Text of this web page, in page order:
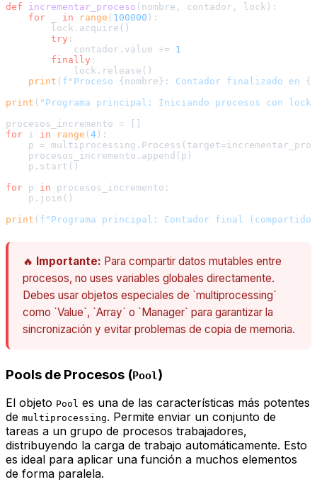
def
incrementar_proceso ( nombre, contador, lock ):
for
in range ( 100000 ):
        lock.acquire()
try :
            contador.value +=
1
finally :
            lock.release()
print ( f"Proceso {nombre} : Contador finalizado en
print ( "Programa principal: Iniciando procesos con
for i in range ( 4):
p =
    procesos_incremento.append(p)
    p.start()
for p in procesos_incremento:
    p.join()
print ( f"Programa principal: Contador final
🔥 Importante: Para compartir datos mutables entre
procesos, no uses variables globales directamente.
Debes usar objetos especiales de `multiprocessing`
como `Value`, `Array` o `Manager` para garantizar la
sincronización y evitar problemas de copia de memoria.
Pools de Procesos (Pool )
El objeto Pool es una de las características más potentes
de multiprocessing. Permite enviar un conjunto de
tareas a un grupo de procesos trabajadores,
distribuyendo la carga de trabajo automáticamente. Esto
es ideal para aplicar una función a muchos elementos
de forma paralela.